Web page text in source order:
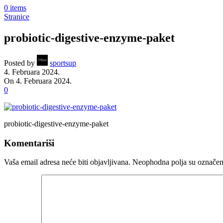
0 items
Stranice
probiotic-digestive-enzyme-paket
Posted by
sportsup
4. Februara 2024.
On 4. Februara 2024.
0
probiotic-digestive-enzyme-paket
Komentariši
Vaša email adresa neće biti objavljivana. Neophodna polja su